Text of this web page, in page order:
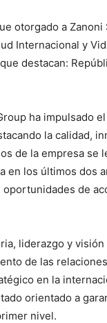
otorgado a
Internacional y
destacan:
ha impulsado
la calidad,
de la empresa
en los últimos dos
de
liderazgo y
de las
en la
orientado a
nivel.